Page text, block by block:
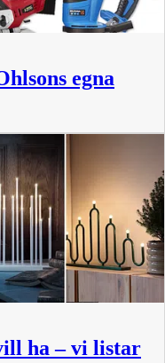
egna
ha – vi listar